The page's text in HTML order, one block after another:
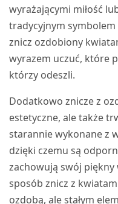
wyrażającymi miłość
tradycyjnym
znicz ozdobiony
wyrazem uczuć, które
którzy odeszli.
Dodatkowo znicze z
estetyczne, ale także
starannie wykonane z
dzięki czemu są
zachowują swój piękny
sposób znicz z
ozdobą, ale stałym